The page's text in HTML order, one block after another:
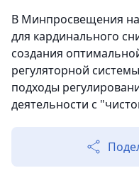
В Минпросвещения
для кардинального
создания
регуляторной
подходы
деятельности с